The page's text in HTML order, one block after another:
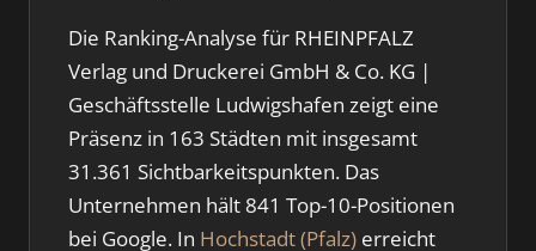
Die Ranking-Analyse für RHEINPFALZ
Verlag und Druckerei GmbH & Co. KG |
Geschäftsstelle Ludwigshafen zeigt eine
Präsenz in 163 Städten mit insgesamt
31.361 Sichtbarkeitspunkten. Das
Unternehmen hält 841 Top-10-Positionen
bei Google. In Hochstadt (Pfalz) erreicht